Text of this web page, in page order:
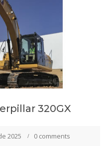
320GX
2025 0 comments